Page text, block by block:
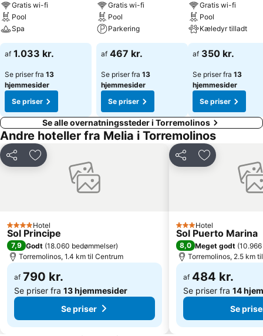
Gratis wi-fi
Pool
Spa
af 1.033 kr.
Se priser fra 13
hjemmesider
Se priser
Gratis wi-fi
Pool
Parkering
af 467 kr.
Se priser fra 13
hjemmesider
Se priser
Gratis wi-fi
Pool
Kæledyr tilladt
af 350 kr.
Se priser fra 13
hjemmesider
Se priser
Se alle overnatningssteder i Torremolinos
Andre hoteller fra Melia i Torremolinos
Del Føj til favoritter
4 Stjerner
Hotel
Sol Principe
7,9 Godt (18.060 bedømmelser)
Torremolinos, 1.4 km til Centrum
af 790 kr.
Se priser fra 13 hjemmesider
Se priser
Del Føj til
3 Stjerner
Hotel
Sol Puerto Marina
8,0 Meget godt (
Torremolinos, 2.5 km
af 484 kr.
Se priser fra 14
Se